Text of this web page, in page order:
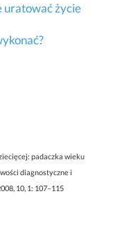
uratować życie
padaczka wieku
diagnostyczne i
10, 1: 107–115